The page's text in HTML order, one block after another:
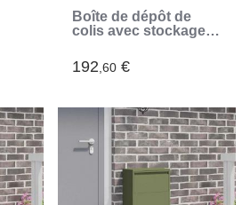
Boîte de dépôt de
colis avec stockage
cm (Argent)
192,60 €